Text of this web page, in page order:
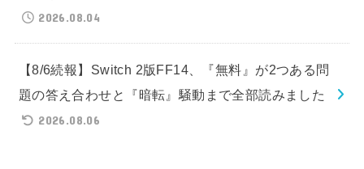
2026.08.04
【8/6続報】Switch 2版FF14、『無料』が2つある問
題の答え合わせと『暗転』騒動まで全部読みました
2026.08.06